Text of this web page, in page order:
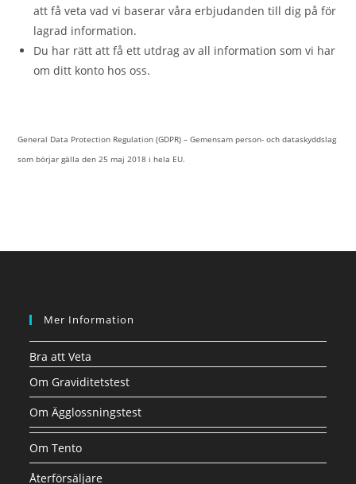
att få veta vad vi baserar våra erbjudanden till dig på för
lagrad information.
Du har rätt att få ett utdrag av all information som vi har
om ditt konto hos oss.
General Data Protection Regulation (GDPR) – Gemensam person- och dataskyddslag
som börjar gälla den 25 maj 2018 i hela EU.
Mer Information
Bra att Veta
Om Graviditetstest
Om Ägglossningstest
Om Tento
Återförsäljare